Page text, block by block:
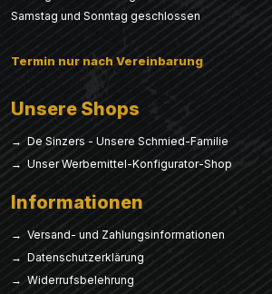
Samstag und Sonntag geschlossen
Termin nur nach Vereinbarung
Unsere Shops
→ De Sinzers - Unsere Schmied-Familie
→ Unser Werbemittel-Konfigurator-Shop
Informationen
→ Versand- und Zahlungsinformationen
→ Datenschutzerklärung
→ Widerrufsbelehrung